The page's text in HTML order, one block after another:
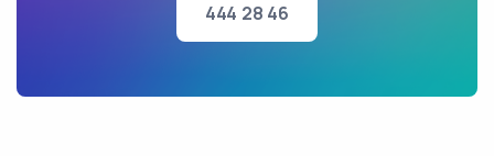
444 28 46